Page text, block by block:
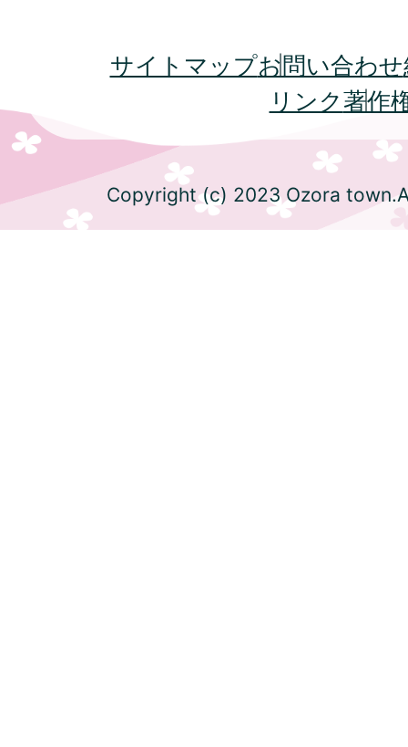
サイトマップお問い合わせ
リンク著作
Copyright (c) 2023 Ozora